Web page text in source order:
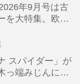
年9月号は古
を大特集。欧州
スパイダー」が
っ端みじんにな